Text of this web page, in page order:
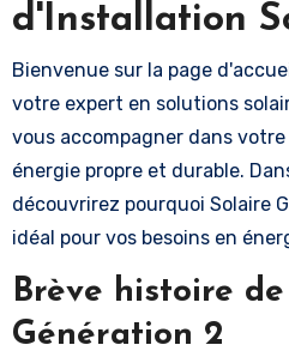
d'Installation
Bienvenue sur la page
votre expert en solutions
vous accompagner dans
énergie propre et durable.
découvrirez pourquoi Solaire
idéal pour vos besoins en
Brève histoire
Génération 2